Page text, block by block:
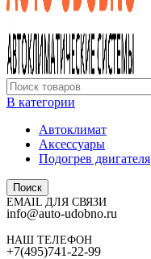
В категории
Автоклимат
Аксессуары
Подогрев двигателя
Поиск
EMAIL ДЛЯ СВЯЗИ
info@auto-udobno.ru
НАШ ТЕЛЕФОН
+7(495)741-22-99